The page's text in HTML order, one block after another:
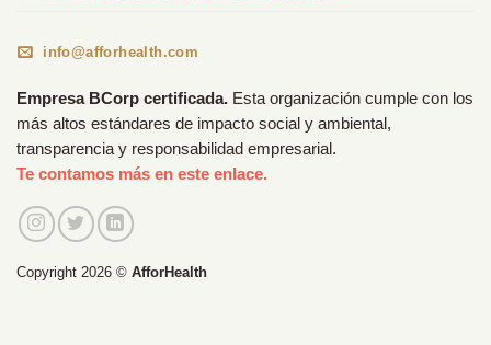
info@afforhealth.com
Empresa BCorp certificada. Esta organización cumple con los
más altos estándares de impacto social y ambiental,
transparencia y responsabilidad empresarial.
Te contamos más en este enlace.
Copyright 2026 © AfforHealth